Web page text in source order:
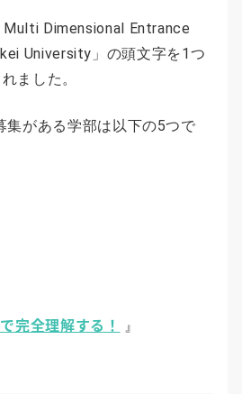
Dimensional Entrance
University」の頭文字を1つ
ました。
集がある学部は以下の5つで
完全理解する！ 』